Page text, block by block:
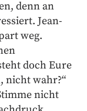
denn an
Jean-
weg.
doch Eure
nicht wahr?“
nicht